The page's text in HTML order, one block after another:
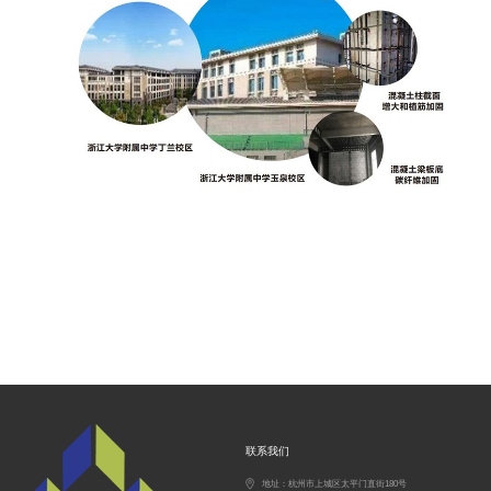
联系我们
地址：杭州市上城区太平门直街180号